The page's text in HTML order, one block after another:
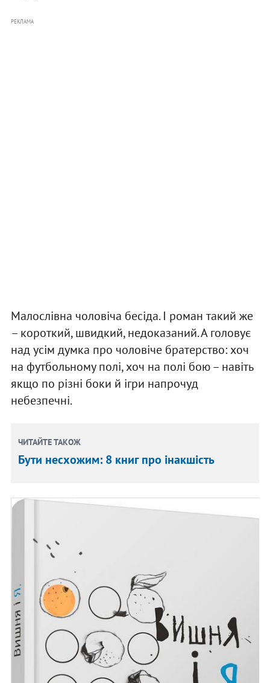
РЕКЛАМА
Малослівна чоловіча бесіда. І роман такий же
– короткий, швидкий, недоказаний. А головує
над усім думка про чоловіче братерство: хоч
на футбольному полі, хоч на полі бою – навіть
якщо по різні боки й ігри напрочуд
небезпечні.
ЧИТАЙТЕ ТАКОЖ
Бути несхожим: 8 книг про інакшість